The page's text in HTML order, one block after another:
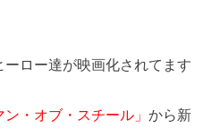
ロー達が映画化されてます
ン・オブ・スチール」から新